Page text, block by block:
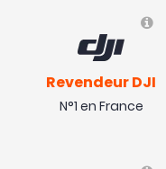
Revendeur DJI
N°1 en France